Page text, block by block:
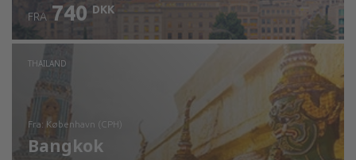
Kontrollér oplysninger
FRA 740 DKK
THAILAND
fra: København (CPH)
Bangkok